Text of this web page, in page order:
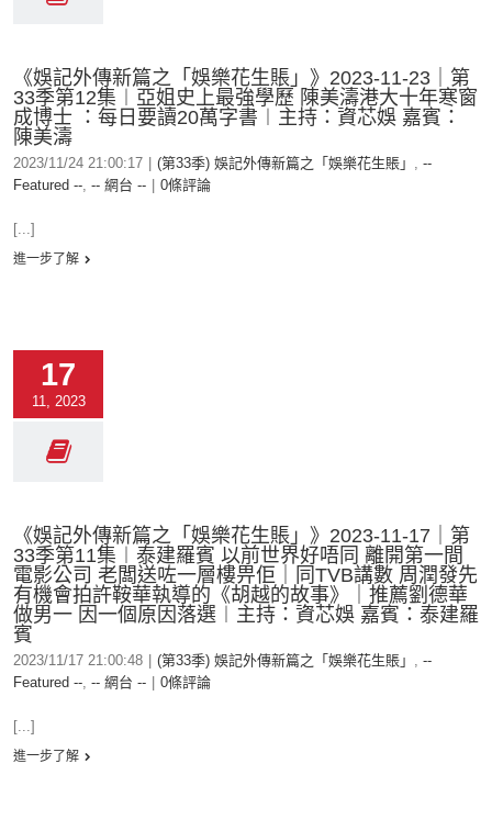
《娛記外傳新篇之「娛樂花生賬」》2023-11-23｜第
33季第12集︱亞姐史上最強學歷 陳美濤港大十年寒窗
成博士 ：每日要讀20萬字書︱主持：資芯娛 嘉賓：
陳美濤
2023/11/24 21:00:17 (第33季) 娛記外傳新篇之「娛樂花生賬」 , --
Featured --, -- 網台 -- 0條評論
[...]
進一步了解
17
11, 2023
《娛記外傳新篇之「娛樂花生賬」》2023-11-17｜第
33季第11集︱泰建羅賓 以前世界好唔同 離開第一間
電影公司 老闆送咗一層樓畀佢｜同TVB講數 周潤發先
有機會拍許鞍華執導的《胡越的故事》｜推薦劉德華
做男一 因一個原因落選︱主持：資芯娛 嘉賓：泰建羅
賓
2023/11/17 21:00:48 (第33季) 娛記外傳新篇之「娛樂花生賬」 , --
Featured --, -- 網台 -- 0條評論
[...]
進一步了解